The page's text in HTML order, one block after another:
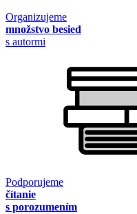
Organizujeme
množstvo besied
s autormi
Podporujeme
čítanie
s porozumením